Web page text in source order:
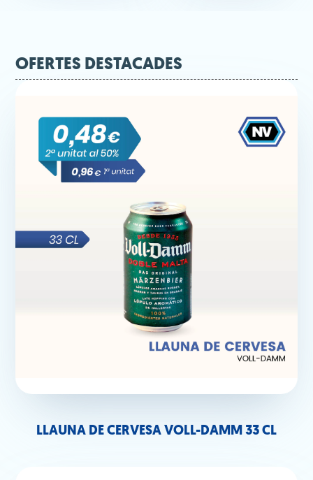
OFERTES DESTACADES
LLAUNA DE CERVESA VOLL-DAMM 33 CL